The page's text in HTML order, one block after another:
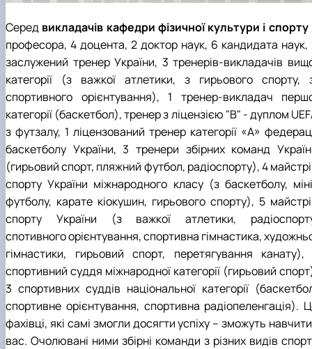
Серед викладачів кафедри фізичної культури і спорту
професора, 4 доцента, 2 доктор наук, 6 кандидата наук,
заслужений тренер України, 3 тренерів-викладачів
категорії (з важкої атлетики, з гирьового спорту,
спортивного орієнтування), 1 тренер-викладач
категорії (баскетбол), тренер з ліцензією "В" - дуплом
з футзалу, 1 ліцензований тренер категорії «А»
баскетболу України, 3 тренери збірних команд
(гирьовий спорт, пляжний футбол, радіоспорту), 4
спорту України міжнародного класу (з баскетболу,
футболу, карате кіокушин, гирьового спорту), 5
спорту України (з важкої атлетики,
спотивного орієнтування, спортивна гімнастика,
гімнастики, гирьовий спорт, перетягування канату),
спортивний суддя міжнародної категорії (гирьовий
3 спортивних суддів національної категорії
спортивне орієнтування, спортивна радіопеленгація).
фахівці, які самі змогли досягти успіху – зможуть навчити
вас. Очолювані ними збірні команди з різних видів